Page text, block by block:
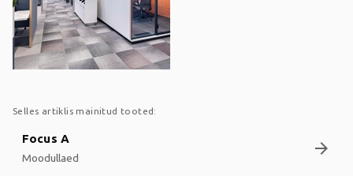
Selles artiklis mainitud tooted:
Focus A
Moodullaed arrow_forward